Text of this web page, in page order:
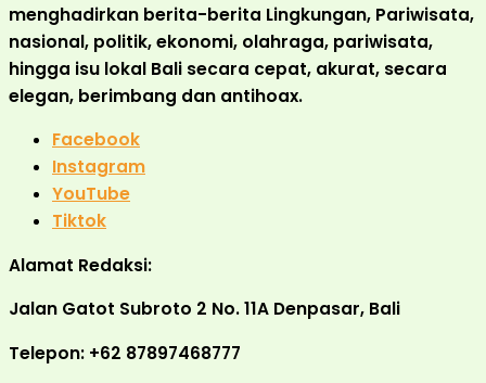
menghadirkan berita-berita Lingkungan, Pariwisata,
nasional, politik, ekonomi, olahraga, pariwisata,
hingga isu lokal Bali secara cepat, akurat, secara
elegan, berimbang dan antihoax.
Facebook
Instagram
YouTube
Tiktok
Alamat Redaksi:
Jalan Gatot Subroto 2 No. 11A Denpasar, Bali
Telepon: +62 87897468777